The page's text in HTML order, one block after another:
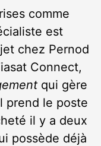
comme
est
chez Pernod
Connect,
qui gère
prend le poste
il y a deux
possède déjà